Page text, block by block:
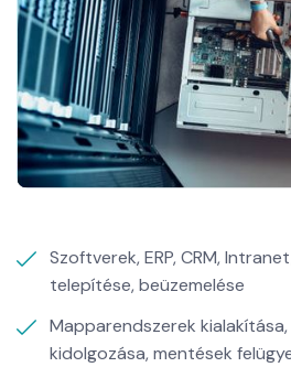
Szoftverek, ERP, CRM,
telepítése, beüzemelése
Mapparendszerek
kidolgozása, mentések